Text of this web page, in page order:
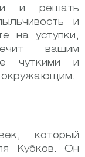
и решать
и
на уступки,
вашим
чуткими и
окружающим.
который
Кубков. Он